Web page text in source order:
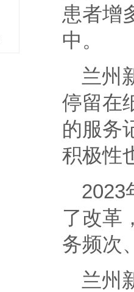
患者增
中。
兰州
停留在
的服务
积极性
2023
了改革
务频次
兰州